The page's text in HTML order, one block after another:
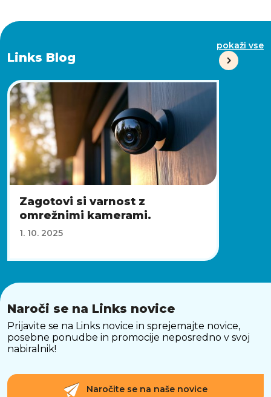
Links Blog
pokaži vse
Zagotovi si varnost z
omrežnimi kamerami.
1. 10. 2025
Naroči se na Links novice
Prijavite se na Links novice in sprejemajte novice,
posebne ponudbe in promocije neposredno v svoj
nabiralnik!
Naročite se na naše novice